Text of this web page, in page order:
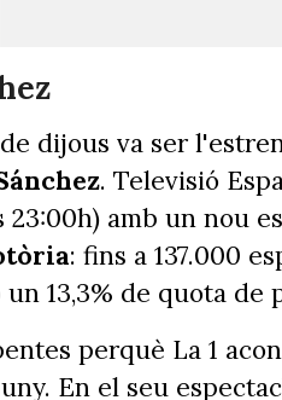
dijous va ser
. Televisió
amb un nou
: fins a 137.000
13,3% de quota de
perquè La 1
En el seu